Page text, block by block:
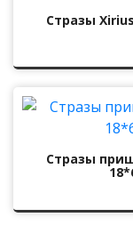
Стразы
Стразы